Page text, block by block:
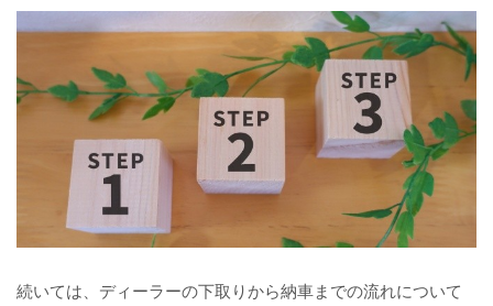
続いては、ディーラーの下取りから納車までの流れについて